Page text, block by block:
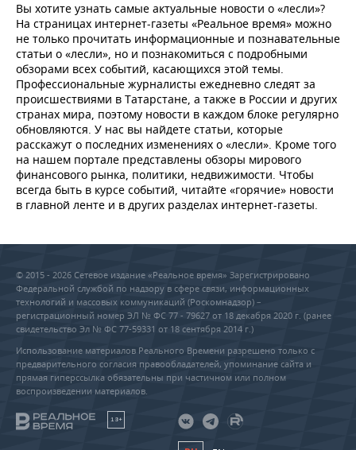
Вы хотите узнать самые актуальные новости о «лесли»?
На страницах интернет-газеты «Реальное время» можно
не только прочитать информационные и познавательные
статьи о «лесли», но и познакомиться с подробными
обзорами всех событий, касающихся этой темы.
Профессиональные журналисты ежедневно следят за
происшествиями в Татарстане, а также в России и других
странах мира, поэтому новости в каждом блоке регулярно
обновляются. У нас вы найдете статьи, которые
расскажут о последних изменениях о «лесли». Кроме того
на нашем портале представлены обзоры мирового
финансового рынка, политики, недвижимости. Чтобы
всегда быть в курсе событий, читайте «горячие» новости
в главной ленте и в других разделах интернет-газеты.
© 2015 - 2026 Сетевое издание «Реальное время» Зарегистрировано
Федеральной службой по надзору в сфере связи, информационных
технологий и массовых коммуникаций (Роскомнадзор) –
регистрационный номер ЭЛ № ФС 77 - 79627 от 18 декабря 2020 г. (ранее
свидетельство Эл № ФС 77-59331 от 18 сентября 2014 г.)
Использование материалов Реального Времени разрешено только с
предварительного согласия правообладателей, упоминание сайта и
прямая гиперссылка обязательны при частичном или полном
воспроизведении материалов.
18+